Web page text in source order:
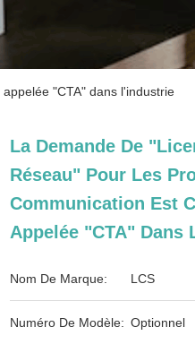
"CTA" dans l'industrie
La Demande De
Réseau" Pour Les
Communication Est
Appelée "CTA" Dans
Nom De Marque: LCS
Numéro De Modèle: Optionnel